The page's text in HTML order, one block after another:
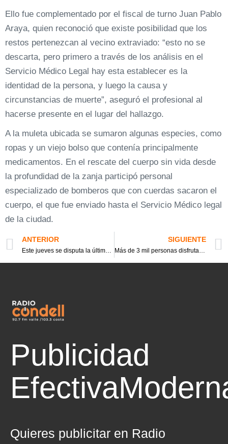
Ello fue complementado por el fiscal de turno Juan Pablo
Araya, quien reconoció que existe posibilidad que los
restos pertenezcan al vecino extraviado: “esto no se
descarta, pero primero a través de los análisis en el
Servicio Médico Legal hay esta establecer es la
identidad de la persona, y luego la causa y
circunstancias de muerte”, aseguró el profesional al
hacerse presente en el lugar del hallazgo.
A la muleta ubicada se sumaron algunas especies, como
ropas y un viejo bolso que contenía principalmente
medicamentos. En el rescate del cuerpo sin vida desde
la profundidad de la zanja participó personal
especializado de bomberos que con cuerdas sacaron el
cuerpo, el que fue enviado hasta el Servicio Médico legal
de la ciudad.
ANTERIOR
Este jueves se disputa la última etapa del Dakar- Perú: CHALECO LÓPEZ QUEDA A 359 KILÓMETROS DE LA GLORIA
SIGUIENTE
Más de 3 mil personas disfrutaron del futbol Sub 20 en la Subsede La Granja
Publicidad
Efectiva
Quieres publicitar en Radio